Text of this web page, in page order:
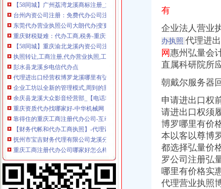
台州内资公司注册：免费代办公司注册,免费提供注册地址,代理记账
东莞代办营业执照公司大朗代办|变更股权|注册有限公司|变更地图片_
重庆财税疑难：代办工商,税务-重庆爱问分类
【58同城】重庆渝北龙溪内资公司注册服务_龙溪内资公司注册_龙溪内
执照转让,工商注册,代办营业执照,工商年检王经理_志趣网
彭水县龙溪乡电信代办点
代理进出口经营权博罗龙溪哪里有弘量会计专业成就精准-商务-十堰网
企业工坊以全新的管理模式,周到的重庆营业执照代办服务于广大客户
余庆县龙溪大众影音经营部_【电话地址_招聘信息_注册信息_信用信息
重庆资质代办找哪家好-中华机械网
靠得住的重庆工商注册代办公司-互动百科
【财务代帐和代办工商执照】-代理记帐-重庆赶集网
抚州市宝吉财务代理有限公司龙溪分公司_【电话地址_招聘信息_注册
重庆工商注册代办公司哪家好怎么样-中华机械网
余庆县龙溪中街电信营业厅_【电话地址_招聘信息_注册信息_信用信息
玉环艾德代理（公司注册个体户执照）注册商标续展台州公司注册今
重庆浪宇代办工商营业执照注册公司公司代帐记账-重庆58同城
广州市荔湾区龙溪小学食堂承包权采购项目招标公告_中国招标网_广东
有
企业法人营业
办执照 代理进
网 惠州弘量会
直属科研院所
朝戴尔服务器
申请进出口权
请进出口权须
博罗哪里有价
本以客以尊博
都选择弘量价
罗公司注册弘
哪里有价格实
代理营业执照